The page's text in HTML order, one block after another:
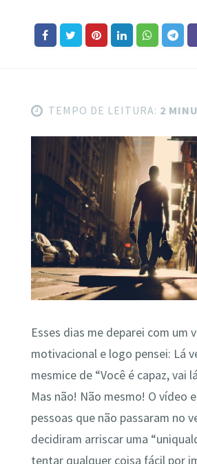
TEMPO DE LEITURA: 2
Esses dias me deparei com um
motivacional e logo pensei: Lá
mesmice de “Você é capaz, vai
Mas não! Não mesmo! O vídeo
pessoas que não passaram no
decidiram arriscar uma
tentar qualquer coisa fácil por